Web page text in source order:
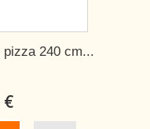
pizza 240 cm...
€